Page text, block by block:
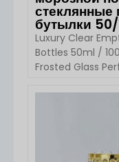
бутылки
Luxury Clear
Bottles 50ml /
Frosted Glass
современную
премиальный и
парфюмерных
мужских и
флакон